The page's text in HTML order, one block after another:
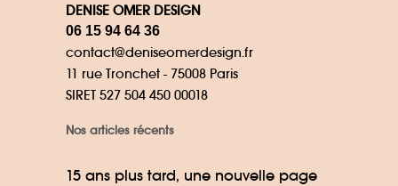
DENISE OMER DESIGN
06 15 94 64 36
contact@deniseomerdesign.fr
11 rue Tronchet - 75008 Paris
SIRET 527 504 450 00018
Nos articles récents
15 ans plus tard, une nouvelle page